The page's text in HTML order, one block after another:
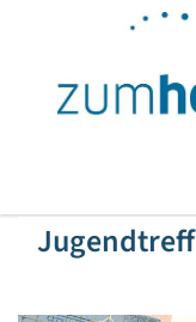
Jugendtreff